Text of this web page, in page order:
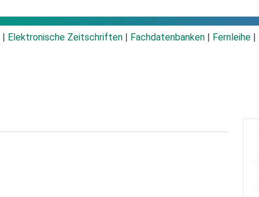
Elektronische Zeitschriften Fachdatenbanken Fernleihe